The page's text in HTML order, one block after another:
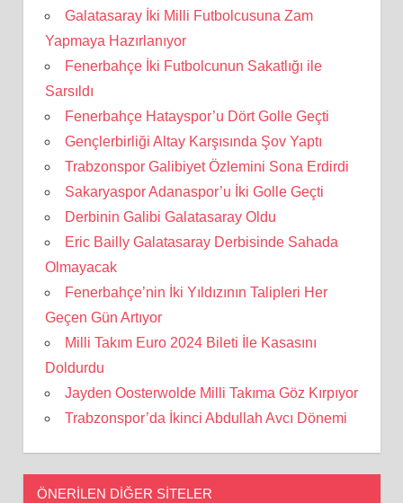
Galatasaray İki Milli Futbolcusuna Zam
Yapmaya Hazırlanıyor
Fenerbahçe İki Futbolcunun Sakatlığı ile
Sarsıldı
Fenerbahçe Hatayspor’u Dört Golle Geçti
Gençlerbirliği Altay Karşısında Şov Yaptı
Trabzonspor Galibiyet Özlemini Sona Erdirdi
Sakaryaspor Adanaspor’u İki Golle Geçti
Derbinin Galibi Galatasaray Oldu
Eric Bailly Galatasaray Derbisinde Sahada
Olmayacak
Fenerbahçe’nin İki Yıldızının Talipleri Her
Geçen Gün Artıyor
Milli Takım Euro 2024 Bileti İle Kasasını
Doldurdu
Jayden Oosterwolde Milli Takıma Göz Kırpıyor
Trabzonspor’da İkinci Abdullah Avcı Dönemi
ÖNERILEN DIĞER SITELER